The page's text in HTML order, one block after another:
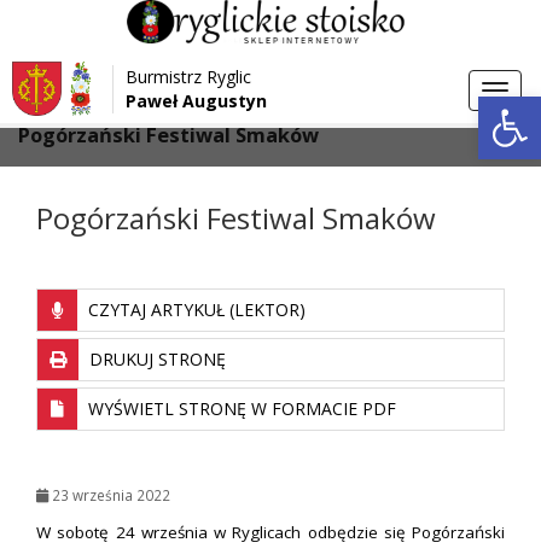
Przejdź do menu
Przejdź do głównej treści strony
Przejdź do stopki strony
Burmistrz Ryglic
Paweł Augustyn
Strona główna > Aktualności
Pogórzański Festiwal Smaków
Pogórzański Festiwal Smaków
CZYTAJ ARTYKUŁ (LEKTOR)
DRUKUJ STRONĘ
WYŚWIETL STRONĘ W FORMACIE PDF
23 września 2022
W sobotę 24 września w Ryglicach odbędzie się Pogórzański